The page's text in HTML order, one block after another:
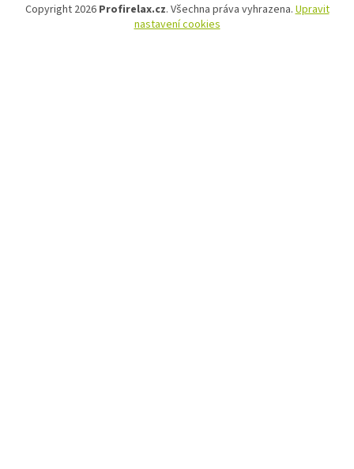
Copyright 2026 Profirelax.cz. Všechna práva vyhrazena. Upravit
nastavení cookies